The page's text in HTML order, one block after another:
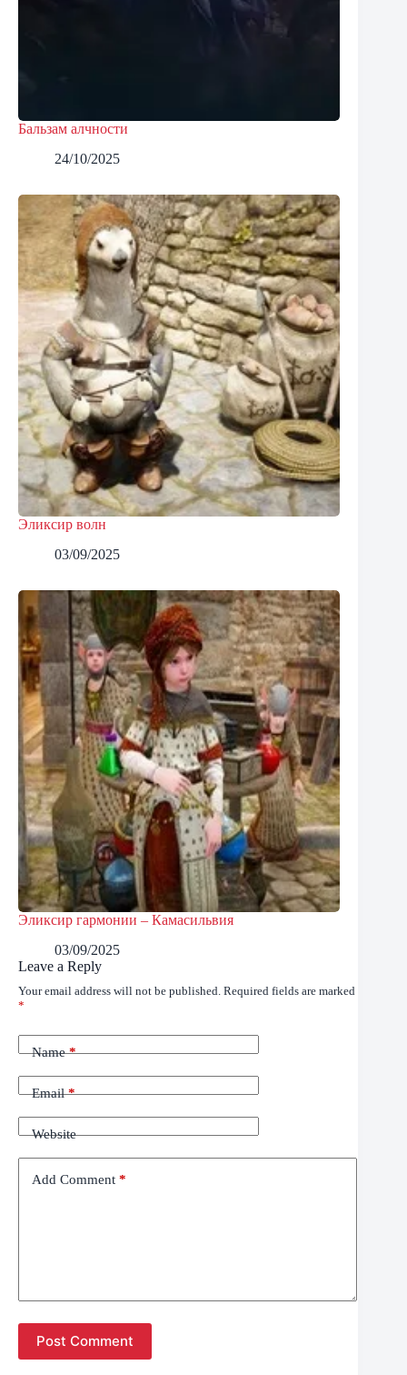
Бальзам алчности
24/10/2025
Эликсир волн
03/09/2025
Эликсир гармонии – Камасильвия
03/09/2025
Leave a Reply
Your email address will not be published. Required fields are marked
*
Name*
Email*
Website
Add Comment *
Post Comment